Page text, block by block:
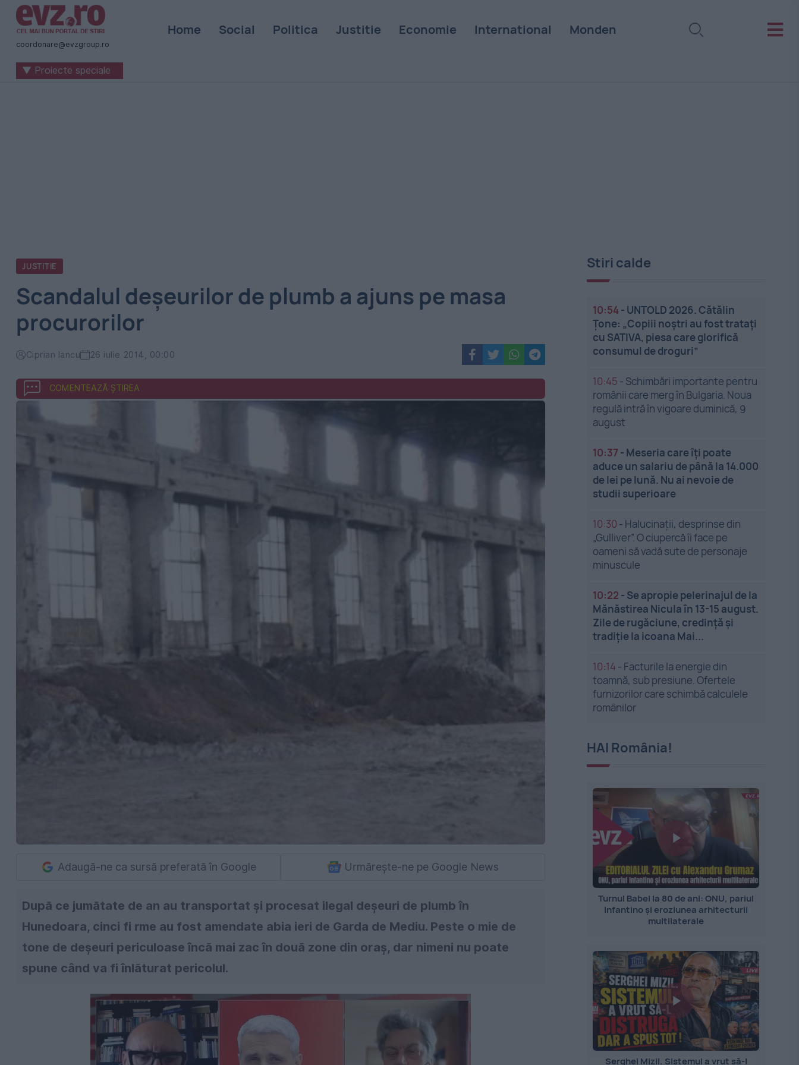
Știri
naționale
internaționale
coordonare@evzgroup.ro
Home Social Politica Justitie Economie International Monden
▼ Proiecte speciale
JUSTITIE
Scandalul deșeurilor de plumb a ajuns pe masa
procurorilor
Ciprian Iancu 26 iulie 2014, 00:00
COMENTEAZĂ ȘTIREA
Adaugă-ne ca sursă preferată în Google Urmărește-ne pe Google News
După ce jumătate de an au transportat și procesat ilegal deșeuri de plumb în
Hunedoara, cinci fi rme au fost amendate abia ieri de Garda de Mediu. Peste o mie de
tone de deșeuri periculoase încă mai zac în două zone din oraș, dar nimeni nu poate
spune când va fi înlăturat pericolul.
Stiri calde
10:54- UNTOLD 2026. Cătălin
Țone: „Copiii noștri au fost tratați
cu SATIVA, piesa care glorifică
consumul de droguri”
10:45 - Schimbări importante pentru
românii care merg în Bulgaria. Noua
regulă intră în vigoare duminică, 9
august
10:37 - Meseria care îți poate
aduce un salariu de până la 14.000
de lei pe lună. Nu ai nevoie de
studii superioare
10:30 - Halucinații, desprinse din
„Gulliver”. O ciupercă îi face pe
oameni să vadă sute de personaje
minuscule
10:22 - Se apropie pelerinajul de la
Mănăstirea Nicula în 13-15 august.
Zile de rugăciune, credință și
tradiție la icoana Mai...
10:14 - Facturile la energie din
toamnă, sub presiune. Ofertele
furnizorilor care schimbă calculele
românilor
HAI România!
Turnul Babel la 80 de ani: ONU, pariul
Infantino și eroziunea arhitecturii
multilaterale
Serghei Mizil. Sistemul a vrut să-l